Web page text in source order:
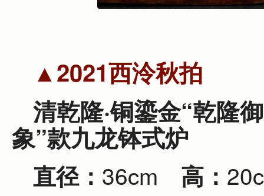
▲2021西泠秋拍
清乾隆·铜鎏金“乾隆
象”款九龙钵式炉
直径： 36cm 高：